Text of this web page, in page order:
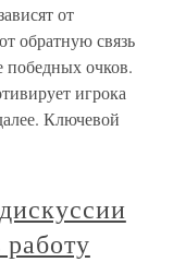
от
обратную связь
победных очков.
игрока
Ключевой